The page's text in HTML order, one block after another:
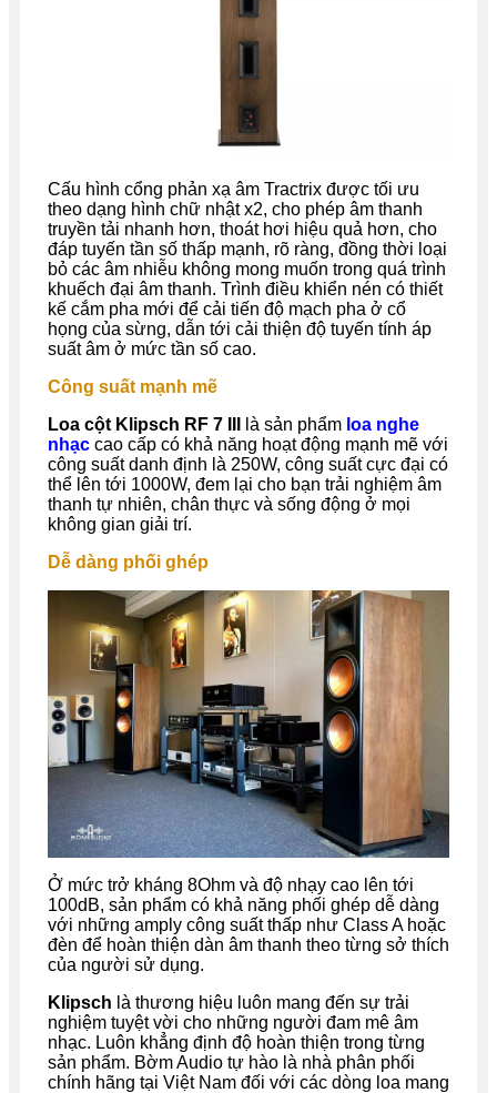
Cấu hình cổng phản xạ âm Tractrix được tối ưu
theo dạng hình chữ nhật x2, cho phép âm thanh
truyền tải nhanh hơn, thoát hơi hiệu quả hơn, cho
đáp tuyến tần số thấp mạnh, rõ ràng, đồng thời loại
bỏ các âm nhiễu không mong muốn trong quá trình
khuếch đại âm thanh. Trình điều khiển nén có thiết
kế cắm pha mới để cải tiến độ mạch pha ở cổ
họng của sừng, dẫn tới cải thiện độ tuyến tính áp
suất âm ở mức tần số cao.
Công suất mạnh mẽ
Loa cột Klipsch RF 7 III
là sản phẩm loa nghe
nhạc cao cấp có khả năng hoạt động mạnh mẽ với
công suất danh định là 250W, công suất cực đại có
thể lên tới 1000W, đem lại cho bạn trải nghiệm âm
thanh tự nhiên, chân thực và sống động ở mọi
không gian giải trí.
Dễ dàng phối ghép
Ở mức trở kháng 8Ohm và độ nhạy cao lên tới
100dB, sản phẩm có khả năng phối ghép dễ dàng
với những amply công suất thấp như Class A hoặc
đèn để hoàn thiện dàn âm thanh theo từng sở thích
của người sử dụng.
Klipsch là thương hiệu luôn mang đến sự trải
nghiệm tuyệt vời cho những người đam mê âm
nhạc. Luôn khẳng định độ hoàn thiện trong từng
sản phẩm. Bờm Audio tự hào là nhà phân phối
chính hãng tại Việt Nam đối với các dòng loa mang